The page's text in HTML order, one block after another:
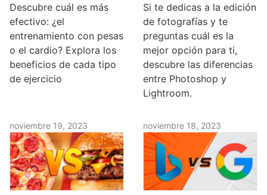
Descubre cuál es más
efectivo: ¿el
entrenamiento con pesas
o el cardio? Explora los
beneficios de cada tipo
de ejercicio
Si te dedicas a la edición
de fotografías y te
preguntas cuál es la
mejor opción para ti,
descubre las diferencias
entre Photoshop y
Lightroom.
noviembre 19, 2023 noviembre 18, 2023